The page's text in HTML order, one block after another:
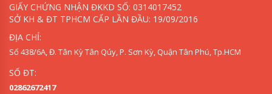
GIẤY CHỨNG NHẬN ĐKKD SỐ: 0314017452
SỞ KH & ĐT TPHCM CẤP LẦN ĐẦU: 19/09/2016
ĐỊA CHỈ:
Số 438/6A, Đ. Tân Kỳ Tân Qúy, P. Sơn Kỳ, Quận Tân Phú, Tp.HCM
SỐ ĐT:
02862672417